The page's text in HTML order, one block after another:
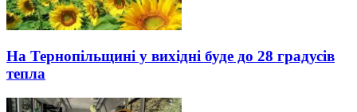
На Тернопільщині у вихідні буде до 28 градусів
тепла